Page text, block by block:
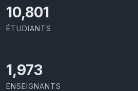
11,727
ÉTUDIANTS
2,142
ENSEIGNANTS